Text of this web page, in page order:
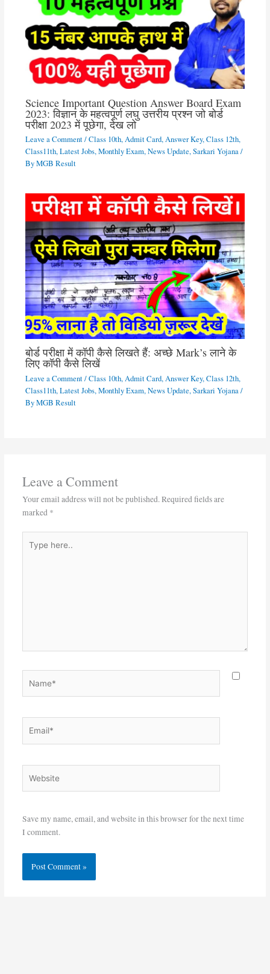
Science Important Question Answer Board Exam
2023: विज्ञान के महत्वपूर्ण लघु उत्तरीय प्रश्न जो बोर्ड
परीक्षा 2023 में पूछेगा, देख लो
Leave a Comment /Class 10th,Admit Card,Answer Key,Class 12th,
Class11th,Latest Jobs,Monthly Exam,News Update,Sarkari Yojana/
ByMGB Result
बोर्ड परीक्षा में कॉपी कैसे लिखते हैं: अच्छे Mark’s लाने के
लिए कॉपी कैसे लिखें
Leave a Comment /Class 10th,Admit Card,Answer Key,Class 12th,
Class11th,Latest Jobs,Monthly Exam,News Update,Sarkari Yojana/
ByMGB Result
Leave a Comment
Your email address will not be published.Required fields are
marked *
here..
Save my name, email, and website in this browser for the next time
I comment.